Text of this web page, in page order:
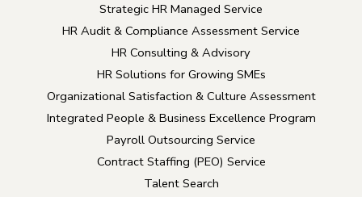
Strategic HR Managed Service
HR Audit & Compliance Assessment Service
HR Consulting & Advisory
HR Solutions for Growing SMEs
Organizational Satisfaction & Culture Assessment
Integrated People & Business Excellence Program
Payroll Outsourcing Service
Contract Staffing (PEO) Service
Talent Search